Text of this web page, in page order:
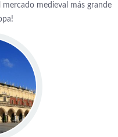
medieval más grande